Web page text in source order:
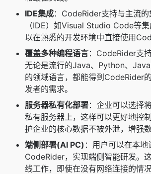
IDE集成：CodeRider支持与主流
（IDE）如Visual Studio Code等
以在熟悉的开发环境中直接使用
覆盖多种编程语言：CodeRider支
无论是流行的Java、Python、
的领域语言，都能得到CodeRider
发者的需求。
服务器私有化部署：企业可以选择
私有服务器上，这样可以更好地控
护企业的核心数据不被外泄，增强数
端侧部署(AI PC) ：用户可以在本
CodeRider，实现端侧智能研发。
线工作，即使在没有网络连接的情